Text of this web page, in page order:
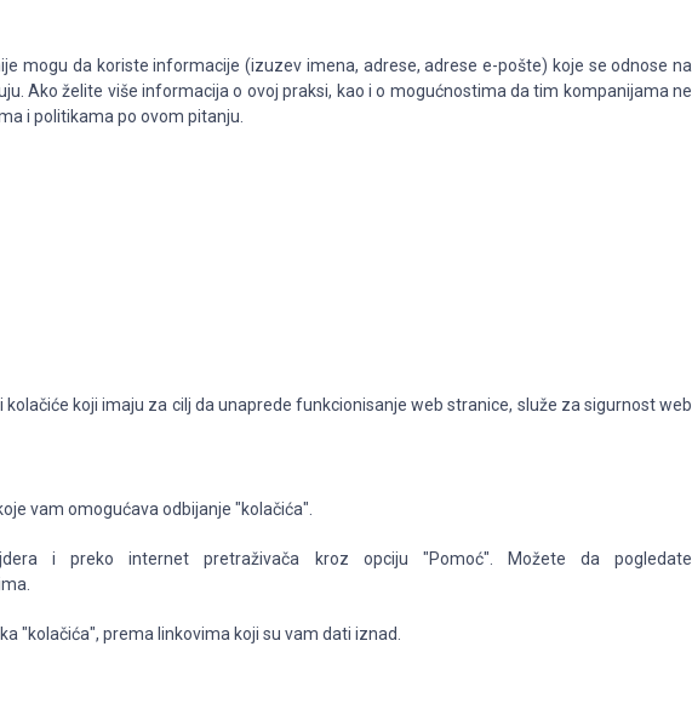
mogu da koriste informacije (izuzev imena, adrese, adrese e-pošte) koje se odnose na
Ako želite više informacija o ovoj praksi, kao i o mogućnostima da tim kompanijama ne
i politikama po ovom pitanju.
kolačiće koji imaju za cilj da unaprede funkcionisanje web stranice, služe za sigurnost web
vam omogućava odbijanje "kolačića".
i preko internet pretraživača kroz opciju "Pomoć". Možete da pogledate
"kolačića", prema linkovima koji su vam dati iznad.